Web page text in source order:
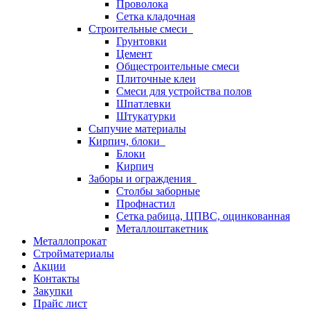
Проволока
Сетка кладочная
Строительные смеси
Грунтовки
Цемент
Общестроительные смеси
Плиточные клеи
Смеси для устройства полов
Шпатлевки
Штукатурки
Сыпучие материалы
Кирпич, блоки
Блоки
Кирпич
Заборы и ограждения
Столбы заборные
Профнастил
Сетка рабица, ЦПВС, оцинкованная
Металлоштакетник
Металлопрокат
Стройматериалы
Акции
Контакты
Закупки
Прайс лист